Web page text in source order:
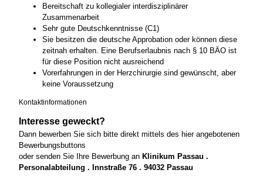
Bereitschaft zu kollegialer interdisziplinärer
Zusammenarbeit
Sehr gute Deutschkenntnisse (C1)
Sie besitzen die deutsche Approbation oder können diese
zeitnah erhalten. Eine Berufserlaubnis nach § 10 BÄO ist
für diese Position nicht ausreichend
Vorerfahrungen in der Herzchirurgie sind gewünscht, aber
keine Voraussetzung
Kontaktinformationen
Interesse geweckt?
Dann bewerben Sie sich bitte direkt mittels des hier angebotenen
Bewerbungsbuttons
oder senden Sie Ihre Bewerbung an Klinikum Passau .
Personalabteilung . Innstraße 76 . 94032 Passau